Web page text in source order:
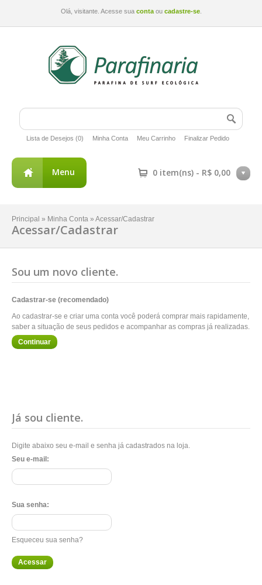
Olá, visitante. Acesse sua contaou cadastre-se.
Lista de Desejos (0) Minha Conta Meu Carrinho Finalizar Pedido
0 item(ns) - R$ 0,00
Menu
Principal » Minha Conta » Acessar/Cadastrar
Acessar/Cadastrar
Sou um novo cliente.
Cadastrar-se (recomendado)
Ao cadastrar-se e criar uma conta você poderá comprar mais rapidamente,
saber a situação de seus pedidos e acompanhar as compras já realizadas.
Continuar
Já sou cliente.
Digite abaixo seu e-mail e senha já cadastrados na loja.
Seu e-mail:
Sua senha:
Esqueceu sua senha?